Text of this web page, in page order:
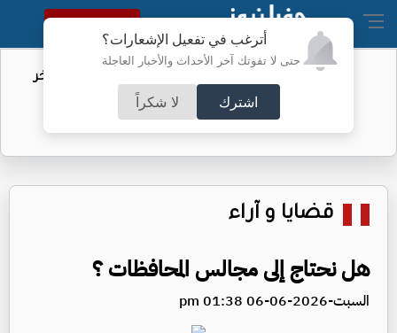
أترغب في تفعيل الإشعارات؟
حتى لا تفوتك آخر الأحداث والأخبار العاجلة
اشترك لا شكراً
النسخة الكاملة
الفيفا يحول مستحقات الأردن المالية من
كأس العرب
قضايا و آراء
هل نحتاج إلى مجالس المحافظات ؟
السبت-2026-06-06 01:38 pm